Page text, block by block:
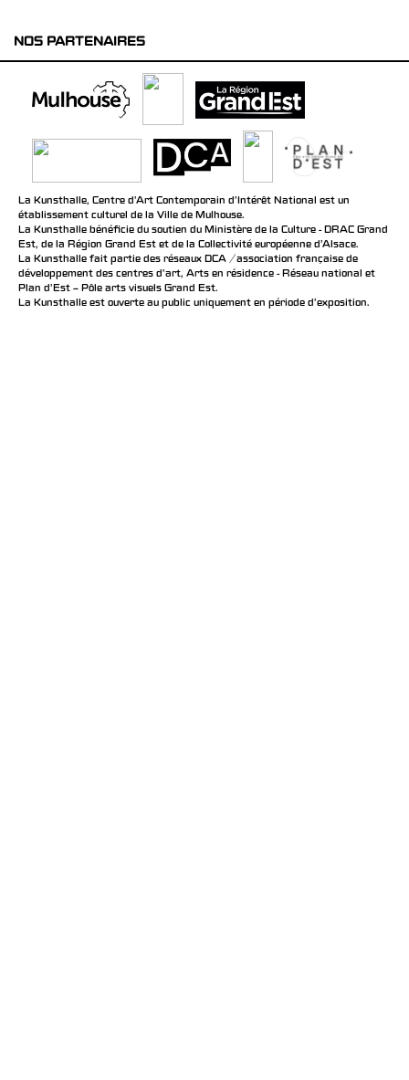
NOS PARTENAIRES
La Kunsthalle, Centre d’Art Contemporain d’Intérêt National est un
établissement culturel de la Ville de Mulhouse.
La Kunsthalle bénéficie du soutien du Ministère de la Culture - DRAC Grand
Est, de la Région Grand Est et de la Collectivité européenne d’Alsace.
La Kunsthalle fait partie des réseaux DCA / association française de
développement des centres d'art, Arts en résidence - Réseau national et
Plan d’Est – Pôle arts visuels Grand Est.
La Kunsthalle est ouverte au public uniquement en période d'exposition.